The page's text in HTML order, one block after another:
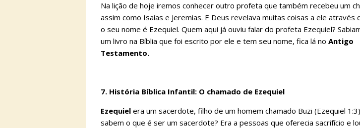
Na lição de hoje iremos conhecer outro profeta que também recebeu um
assim como Isaías e Jeremias. E Deus revelava muitas coisas a ele através
o seu nome é Ezequiel. Quem aqui já ouviu falar do profeta Ezequiel?
um livro na Bíblia que foi escrito por ele e tem seu nome, fica lá no Antigo
Testamento.
7. História Bíblica Infantil: O chamado de Ezequiel
Ezequiel era um sacerdote, filho de um homem chamado Buzi (Ezequiel
sabem o que é ser um sacerdote? Era a pessoas que oferecia sacrifício e